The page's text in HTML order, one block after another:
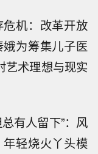
机：改革开放
为筹集儿子医
艺术理想与现实
有人留下”：风
轻烧火丫头模